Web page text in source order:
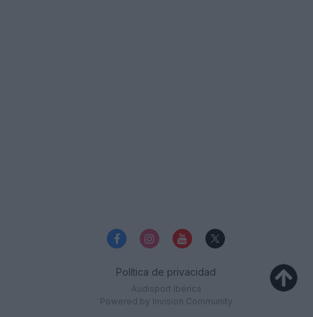
Política de privacidad
Audisport Ibérica
Powered by Invision Community